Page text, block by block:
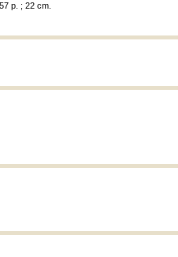
p. ; 22 cm.